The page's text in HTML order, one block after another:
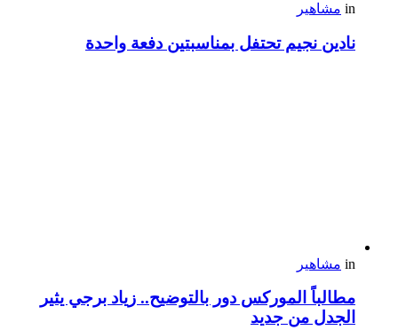
in مشاهير
نادين نجيم تحتفل بمناسبتين دفعة واحدة
in مشاهير
مطالباً الموركس دور بالتوضيح.. زياد برجي يثير
الجدل من جديد